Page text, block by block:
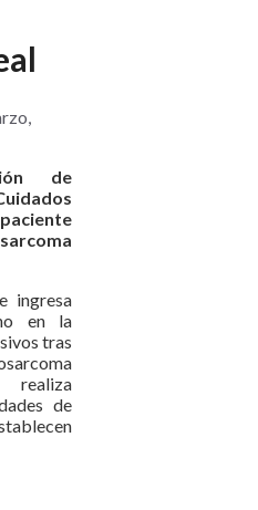
de
ingresa
en la
tras
de